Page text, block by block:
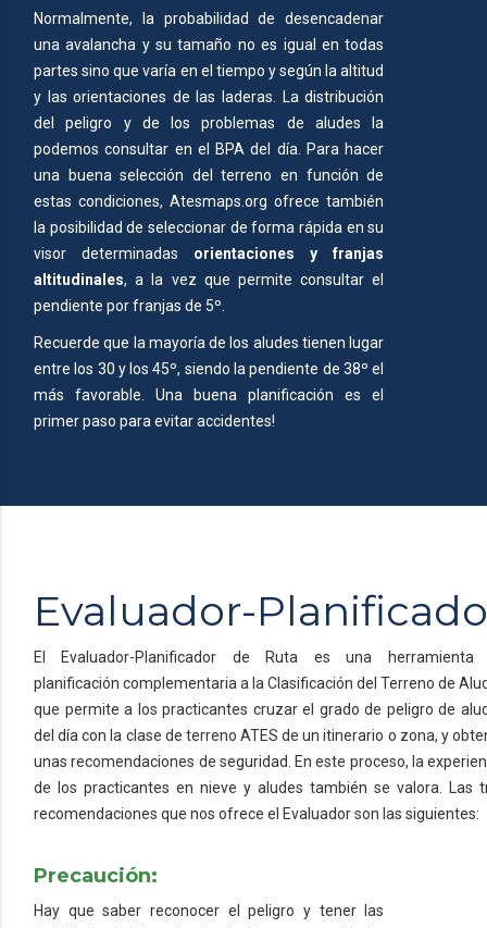
Normalmente, la probabilidad de desencadenar
una avalancha y su tamaño no es igual en todas
partes sino que varía en el tiempo y según la altitud
y las orientaciones de las laderas. La distribución
del peligro y de los problemas de aludes la
podemos consultar en el BPA del día. Para hacer
una buena selección del terreno en función de
estas condiciones, Atesmaps.org ofrece también
la posibilidad de seleccionar de forma rápida en su
visor determinadas orientaciones y franjas
altitudinales, a la vez que permite consultar el
pendiente por franjas de 5º.
Recuerde que la mayoría de los aludes tienen lugar
entre los 30 y los 45º, siendo la pendiente de 38º el
más favorable. Una buena planificación es el
primer paso para evitar accidentes!
Evaluador-
El Evaluador-Planificador de Ruta es una herramienta
planificación complementaria a la Clasificación del Terreno de
que permite a los practicantes cruzar el grado de peligro de
del día con la clase de terreno ATES de un itinerario o zona, y
unas recomendaciones de seguridad. En este proceso, la
de los practicantes en nieve y aludes también se valora. Las
recomendaciones que nos ofrece el Evaluador son las siguientes:
Precaución:
Hay que saber reconocer el peligro y tener las